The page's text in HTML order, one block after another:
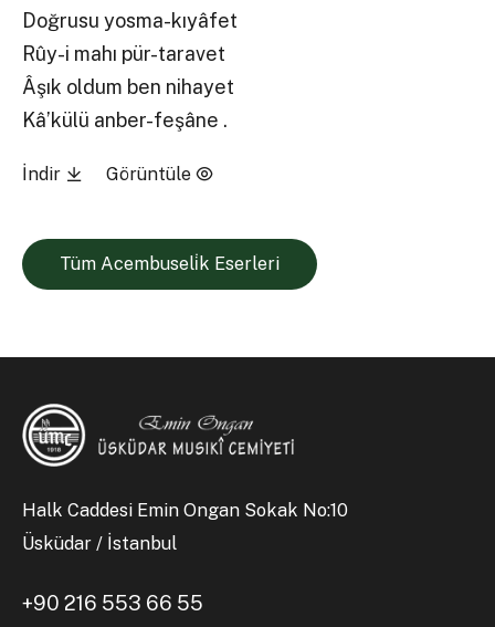
Doğrusu yosma-kıyâfet
Rûy-i mahı pür-taravet
Âşık oldum ben nihayet
Kâ’külü anber-feşâne .
İndir Görüntüle
Tüm Acembuseli̇k Eserleri
Halk Caddesi Emin Ongan Sokak No:10
Üsküdar / İstanbul
+90 216 553 66 55